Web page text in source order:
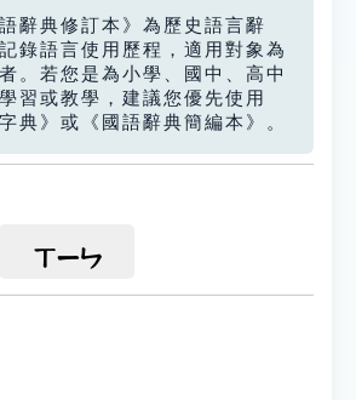
語辭典修訂本》為歷史語言辭
錄語言使用歷程，適用對象為
。若您是為小學、國中、高中
學習或教學，建議您優先使用
典》或《國語辭典簡編本》。
ㄒㄧㄣ